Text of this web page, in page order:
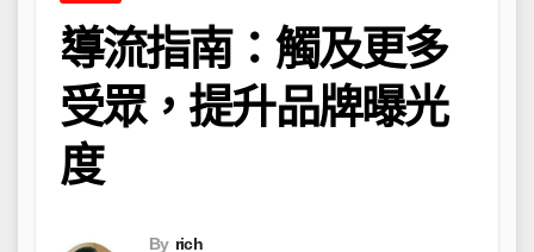
導流指南：觸及更多
受眾，提升品牌曝光
度
By rich